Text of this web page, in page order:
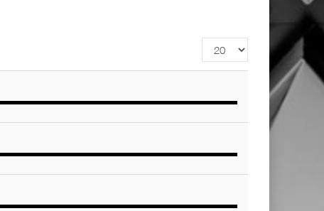
Affichage
#